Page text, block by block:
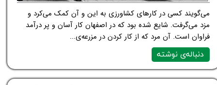
می‌گویند کسی در کارهای کشاورزی به این و آن کمک می‌کرد و
مزد می‌گرفت. شایع شده بود که در اصفهان کار آسان و پر درآمد
فراوان است. آن مرد که از کار کردن در مزرعه‌ی...
دنباله‌ی نوشته